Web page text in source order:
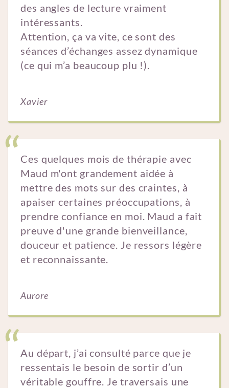
des angles de lecture vraiment
intéressants.
Attention, ça va vite, ce sont des
séances d’échanges assez dynamique
(ce qui m’a beaucoup plu !).
Xavier
Ces quelques mois de thérapie avec
Maud m'ont grandement aidée à
mettre des mots sur des craintes, à
apaiser certaines préoccupations, à
prendre confiance en moi. Maud a fait
preuve d'une grande bienveillance,
douceur et patience. Je ressors légère
et reconnaissante.
Aurore
Au départ, j’ai consulté parce que je
ressentais le besoin de sortir d’un
véritable gouffre. Je traversais une